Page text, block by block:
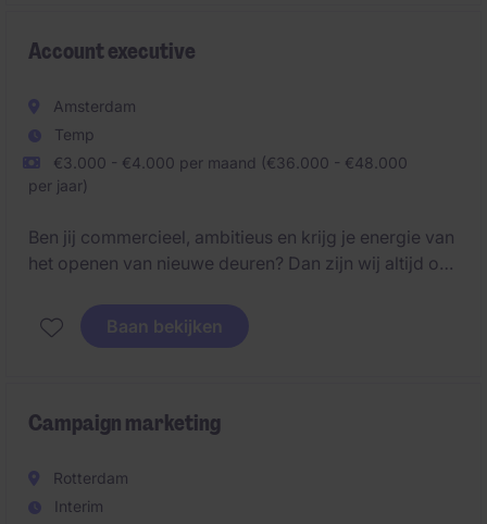
Account executive
Amsterdam
Temp
€3.000 - €4.000 per maand (€36.000 - €48.000
per jaar)
Ben jij commercieel, ambitieus en krijg je energie van
het openen van nieuwe deuren? Dan zijn wij altijd op
binnen sales. Wij werken samen met snelgroeiende
bedrijven en internationale organisaties die continu
met professionals die zichzelf willen ontwikkelen in
Baan bekijken
Campaign marketing
Rotterdam
Interim